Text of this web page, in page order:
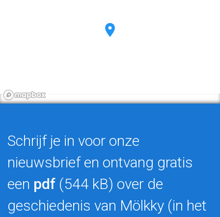
Schrijf je in voor onze
nieuwsbrief en ontvang gratis
een pdf (544 kB) over de
geschiedenis van Mölkky (in het